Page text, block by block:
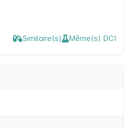
Similaire(s) Même(s) DCI